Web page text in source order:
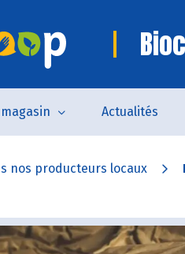
magasin Actualités
nos producteurs locaux